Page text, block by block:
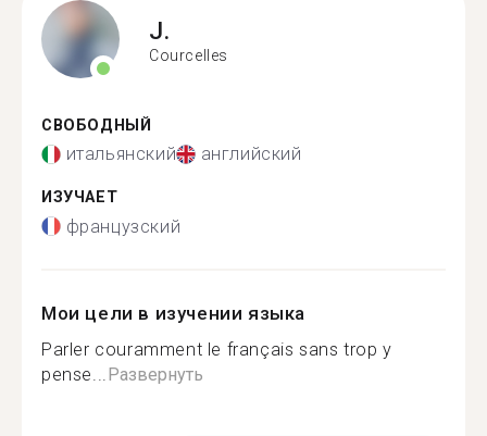
J.
Courcelles
СВОБОДНЫЙ
итальянский английский
ИЗУЧАЕТ
французский
Мои цели в изучении языка
Parler couramment le français sans trop y
pense... Развернуть